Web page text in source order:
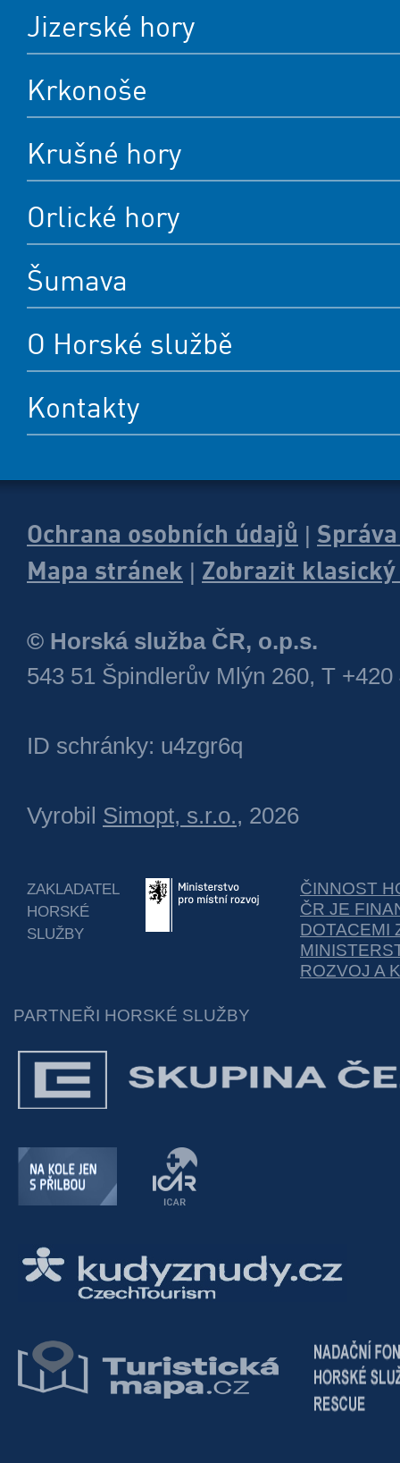
Jizerské hory
Krkonoše
Krušné hory
Orlické hory
Šumava
O Horské službě
Kontakty
Ochrana osobních údajů
Mapa stránek
Zobrazit
© Horská služba ČR, o.p.s.
543 51 Špindlerův Mlýn 260, T +420
ID schránky: u4zgr6q
Vyrobil Simopt, s.r.o., 2026
ZAKLADATEL
HORSKÉ
SLUŽBY
ČINNOST
ČR JE
DOTACEMI
ROZVOJ A
PARTNEŘI HORSKÉ SLUŽBY